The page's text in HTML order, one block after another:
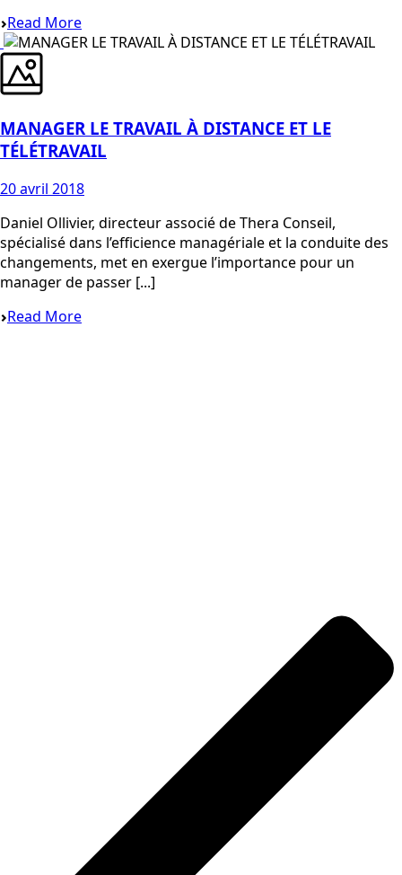
Read More
MANAGER LE TRAVAIL À DISTANCE ET LE
TÉLÉTRAVAIL
20 avril 2018
Daniel Ollivier, directeur associé de Thera Conseil,
spécialisé dans l’efficience managériale et la conduite des
changements, met en exergue l’importance pour un
manager de passer [...]
Read More